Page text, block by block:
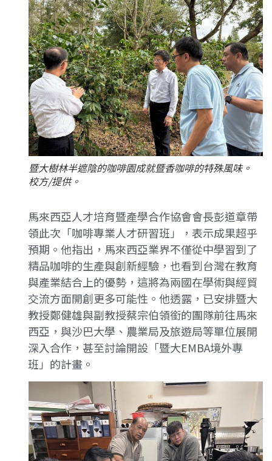
暨大樹林半遮陰的咖啡園成就暨香咖啡的特殊風味。
校方/提供。
馬來西亞人才培育暨產學合作協會會長彭道章帶
領此次「咖啡專業人才研習班」，表示成果超乎
預期。他指出，馬來西亞業界不僅從中學習到了
精品咖啡的生產與創新經驗，也看到台灣在教育
與產業結合上的優勢，這將為兩國在學術與經貿
交流方面開創更多可能性。他透露，已安排暨大
教授鄭健雄與副教授蔡宗伯領銜的團隊前往馬來
西亞，與沙巴大學、農業局及旅遊局等單位展開
深入合作，甚至討論開設「暨大EMBA境外專
班」的計畫。